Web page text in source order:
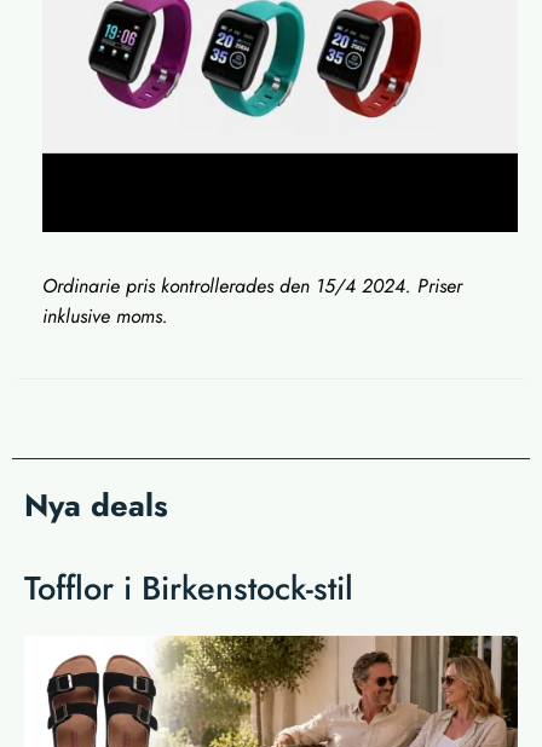
Ordinarie pris kontrollerades den 15/4 2024. Priser
inklusive moms.
Nya deals
Tofflor i Birkenstock-stil